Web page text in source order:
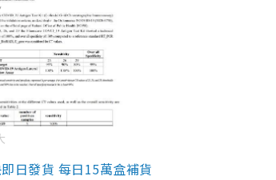
日發貨 每日15萬盒補貨